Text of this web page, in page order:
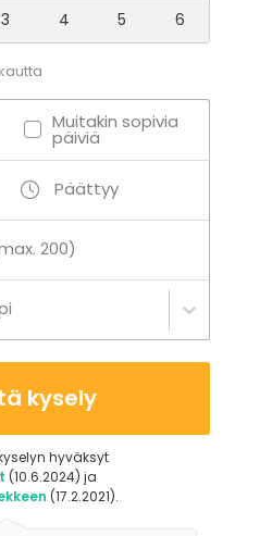
3 4 5 6
Muitakin sopivia
päiviä
Päättyy
200)
kysely
hyväksyt
(10.6.2024) ja
(17.2.2021).